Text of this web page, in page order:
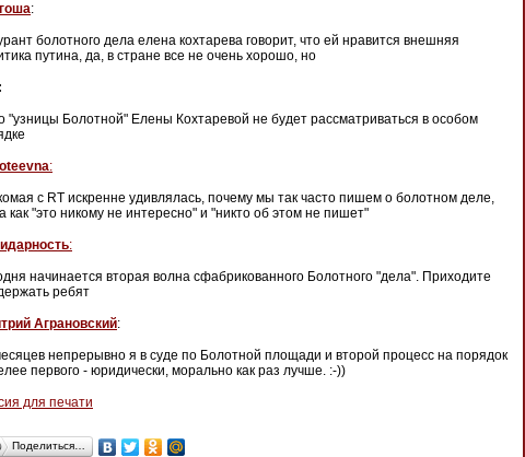
:
болотного дела елена кохтарева говорит, что ей нравится внешняя
путина, да, в стране все не очень хорошо, но
"узницы Болотной" Елены Кохтаревой не будет рассматриваться в особом
:
с RT искренне удивлялась, почему мы так часто пишем о болотном деле,
как "это никому не интересно" и "никто об этом не пишет"
:
начинается вторая волна сфабрикованного Болотного "дела". Приходите
ребят
Аграновский:
непрерывно я в суде по Болотной площади и второй процесс на порядок
первого - юридически, морально как раз лучше. :-))
для печати
Поделиться…